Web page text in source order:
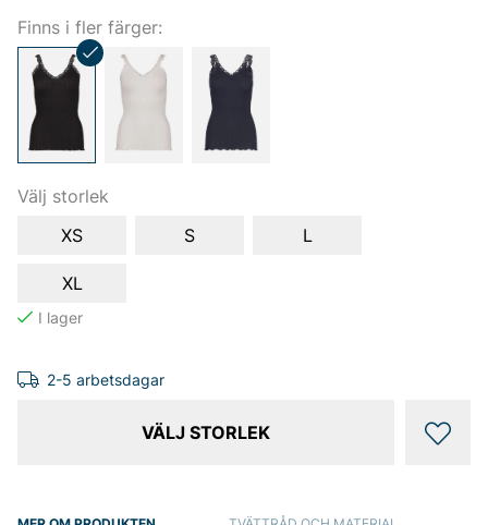
Finns i fler färger:
Välj storlek
XS
S L
XL
2-5 arbetsdagar
VÄLJ STORLEK